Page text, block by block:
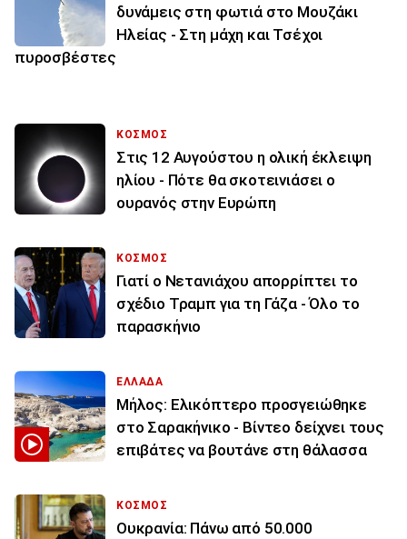
δυνάμεις στη φωτιά στο Μουζάκι
Ηλείας - Στη μάχη και Τσέχοι
πυροσβέστες
ΚΟΣΜΟΣ
Στις 12 Αυγούστου η ολική έκλειψη
ηλίου - Πότε θα σκοτεινιάσει ο
ουρανός στην Ευρώπη
ΚΟΣΜΟΣ
Γιατί ο Νετανιάχου απορρίπτει το
σχέδιο Τραμπ για τη Γάζα - Όλο το
παρασκήνιο
ΕΛΛΑΔΑ
Μήλος: Ελικόπτερο προσγειώθηκε
στο Σαρακήνικο - Βίντεο δείχνει τους
επιβάτες να βουτάνε στη θάλασσα
ΚΟΣΜΟΣ
Ουκρανία: Πάνω από 50.000